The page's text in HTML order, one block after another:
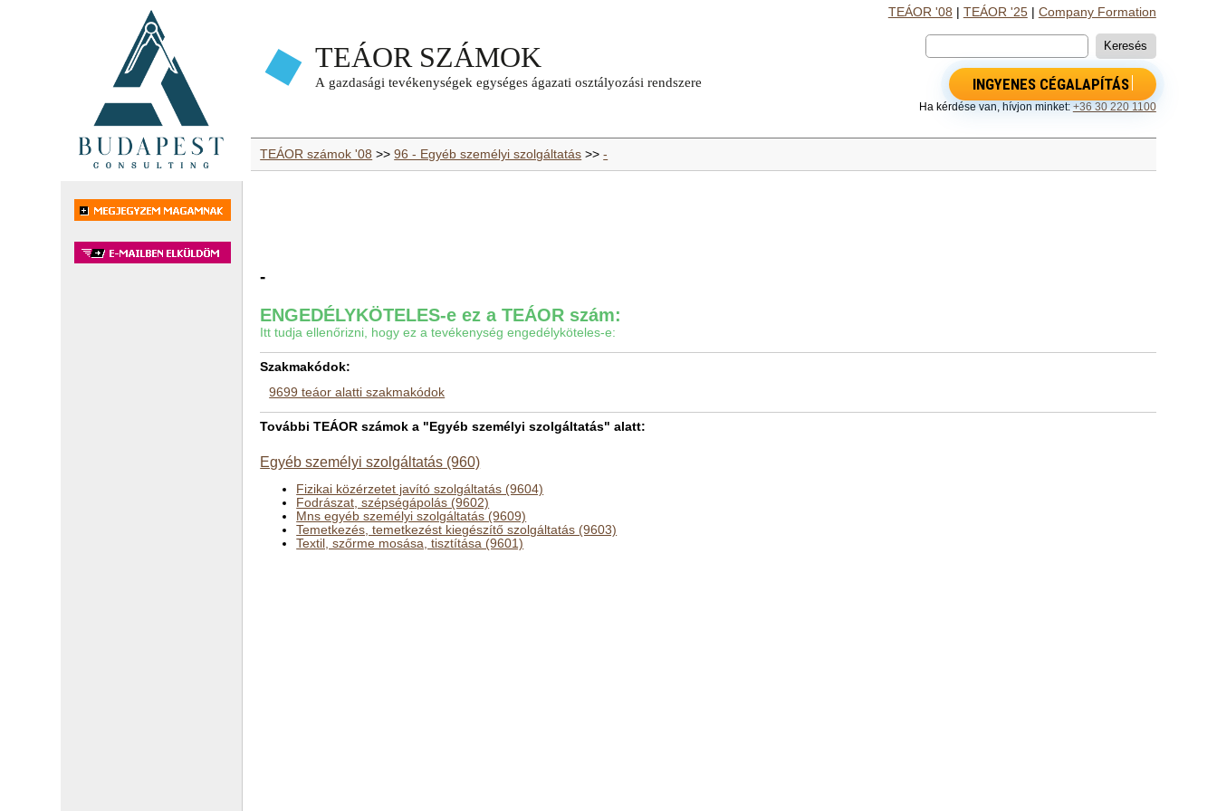
TEÁOR '08 TEÁOR '25| Company Formation
INGYENES CÉGALAPÍTÁS
Ha kérdése van, hívjon minket: +36 30 220 1100
TEÁOR számok '08 >>96 - Egyéb személyi szolgáltatás >>-
-
ENGEDÉLYKÖTELES-e ez a TEÁOR szám:
Itt tudja ellenőrizni, hogy ez a tevékenység engedélyköteles-e:
Szakmakódok:
9699 teáor alatti szakmakódok
További TEÁOR számok a "Egyéb személyi szolgáltatás" alatt:
Egyéb személyi szolgáltatás (960)
Fizikai közérzetet javító szolgáltatás (9604)
Fodrászat, szépségápolás (9602)
Mns egyéb személyi szolgáltatás (9609)
Temetkezés, temetkezést kiegészítő szolgáltatás (9603)
Textil, szőrme mosása, tisztítása (9601)